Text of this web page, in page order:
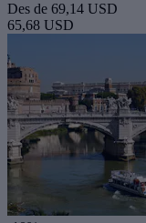
Des de 69,14 USD
65,68 USD